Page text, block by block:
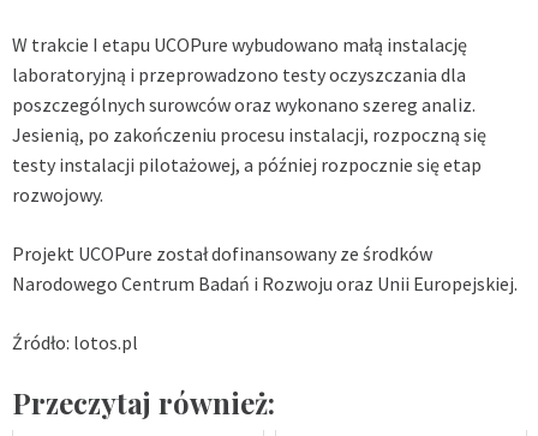
W trakcie I etapu UCOPure wybudowano małą instalację
laboratoryjną i przeprowadzono testy oczyszczania dla
poszczególnych surowców oraz wykonano szereg analiz.
Jesienią, po zakończeniu procesu instalacji, rozpoczną się
testy instalacji pilotażowej, a później rozpocznie się etap
rozwojowy.
Projekt UCOPure został dofinansowany ze środków
Narodowego Centrum Badań i Rozwoju oraz Unii Europejskiej.
Źródło: lotos.pl
Przeczytaj również: